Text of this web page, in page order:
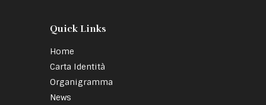
Quick Links
Home
Carta Identità
Organigramma
News